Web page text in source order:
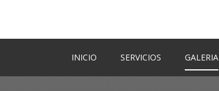
INICIO SERVICIOS GALERIA